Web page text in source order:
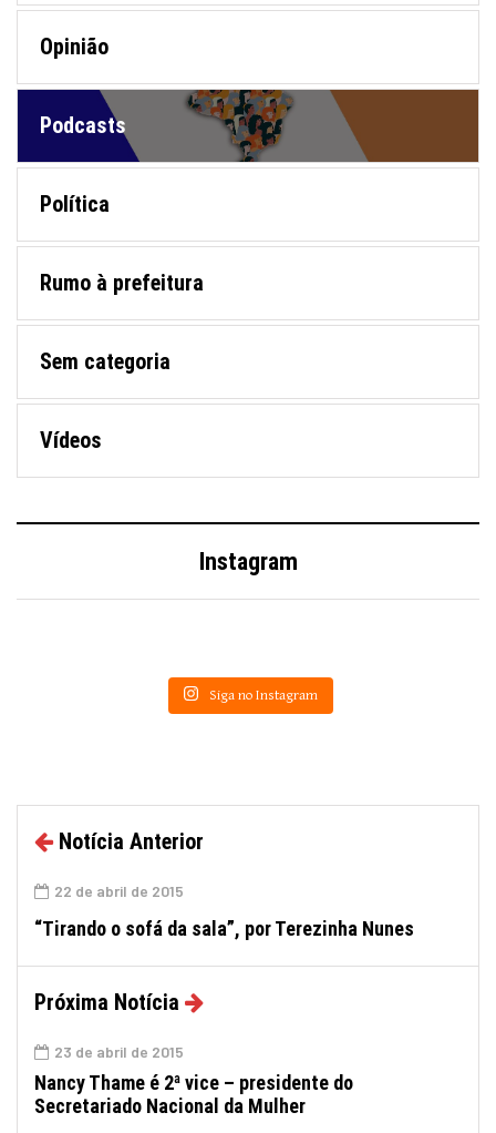
Opinião
Podcasts
Política
Rumo à prefeitura
Sem categoria
Vídeos
Instagram
Siga no Instagram
Notícia Anterior
22 de abril de 2015
“Tirando o sofá da sala”, por Terezinha Nunes
Próxima Notícia
23 de abril de 2015
Nancy Thame é 2ª vice – presidente do
Secretariado Nacional da Mulher